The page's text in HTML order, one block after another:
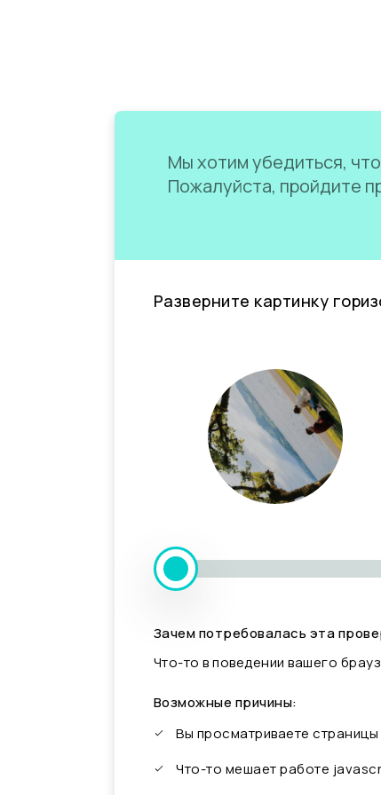
Мы хотим убедиться,
Пожалуйста, пройдите
Разверните картинку
Зачем потребовалась эта
Что-то в поведении вашего
Возможные причины:
Вы просматриваете
Что-то мешает работе